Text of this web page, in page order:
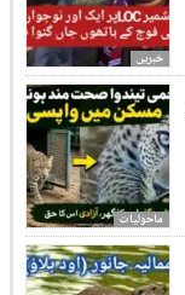
خبریں
ماحولیات